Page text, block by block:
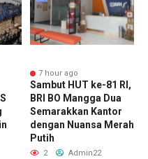
7 hour ago
Sambut HUT ke-81 RI,
BRI BO Mangga Dua
Semarakkan Kantor
dengan Nuansa Merah
Putih
2 Admin22